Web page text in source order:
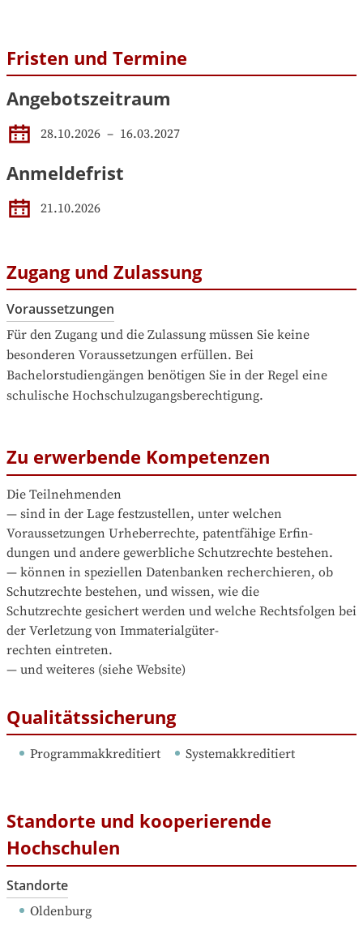
Fristen und Termine
Angebotszeitraum
28.10.2026 – 16.03.2027
Anmeldefrist
21.10.2026
Zugang und Zulassung
Voraussetzungen
Für den Zugang und die Zulassung müssen Sie keine
besonderen Voraussetzungen erfüllen. Bei
Bachelorstudiengängen benötigen Sie in der Regel eine
schulische Hochschulzugangsberechtigung.
Zu erwerbende Kompetenzen
Die Teilnehmenden
— sind in der Lage festzustellen, unter welchen
Voraussetzungen Urheberrechte, patentfähige Erfin-
dungen und andere gewerbliche Schutzrechte bestehen.
— können in speziellen Datenbanken recherchieren, ob
Schutzrechte bestehen, und wissen, wie die
Schutzrechte gesichert werden und welche Rechtsfolgen bei
der Verletzung von Immaterialgüter-
rechten eintreten.
— und weiteres (siehe Website)
Qualitätssicherung
Programmakkreditiert Systemakkreditiert
Standorte und kooperierende
Hochschulen
Standorte
Oldenburg